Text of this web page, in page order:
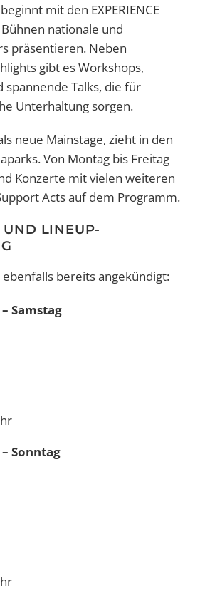
mit den EXPERIENCE
nationale und
präsentieren. Neben
gibt es Workshops,
spannende Talks, die für
Unterhaltung sorgen.
neue Mainstage, zieht in den
Von Montag bis Freitag
Konzerte mit vielen weiteren
Acts auf dem Programm.
UND LINEUP-
bereits angekündigt:
Samstag
Sonntag